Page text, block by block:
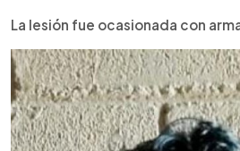
La lesión fue ocasionada con